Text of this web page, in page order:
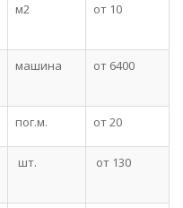
м2 от 10
машина от 6400
пог.м. от 20
шт. от 130